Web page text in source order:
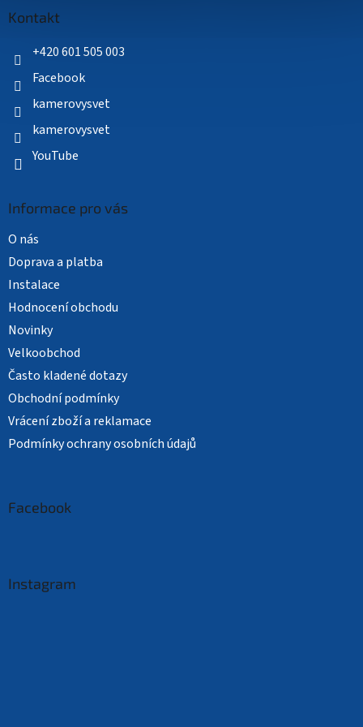
Kontakt
+420 601 505 003
Facebook
kamerovysvet
kamerovysvet
YouTube
Informace pro vás
O nás
Doprava a platba
Instalace
Hodnocení obchodu
Novinky
Velkoobchod
Často kladené dotazy
Obchodní podmínky
Vrácení zboží a reklamace
Podmínky ochrany osobních údajů
Facebook
Instagram